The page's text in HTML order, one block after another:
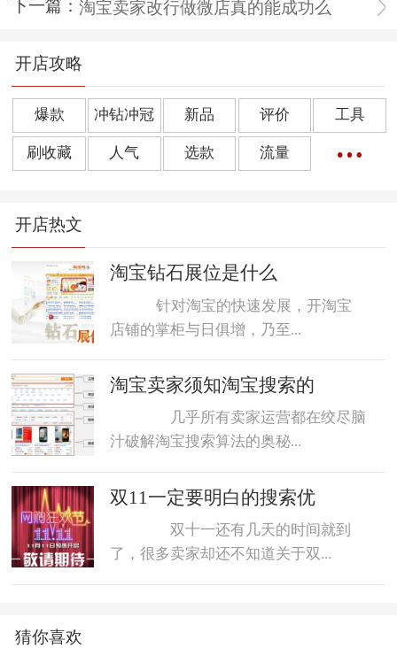
下一篇：淘宝卖家改行做微店真的能成功么
开店攻略
爆款 冲钻冲冠 新品 评价 工具
刷收藏 人气 选款 流量
转化率
数据魔方 好评语 网店起名
开店热文
淘宝钻石展位是什么
针对淘宝的快速发展，开淘宝
店铺的掌柜与日俱增，乃至...
淘宝卖家须知淘宝搜索的
几乎所有卖家运营都在绞尽脑
汁破解淘宝搜索算法的奥秘...
双11一定要明白的搜索优
双十一还有几天的时间就到
了，很多卖家却还不知道关于双...
猜你喜欢